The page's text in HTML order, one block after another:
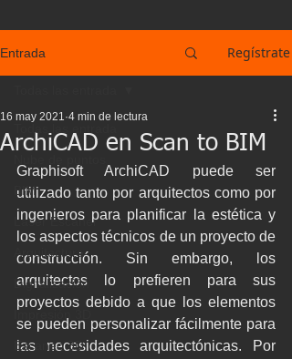
Entrada Regístrate
BIM
Laser Escaner
Arquitectura
Digitalización
Impresión 3D
Escaneo 3D
ArchiCAD en Scan to BIM
16 may 2021 4 min de lectura
Graphisoft ArchiCAD puede ser
utilizado tanto por arquitectos como por
ingenieros para planificar la estética y
los aspectos técnicos de un proyecto de
construcción. Sin embargo, los
arquitectos lo prefieren para sus
proyectos debido a que los elementos
se pueden personalizar fácilmente para
las necesidades arquitectónicas. Por